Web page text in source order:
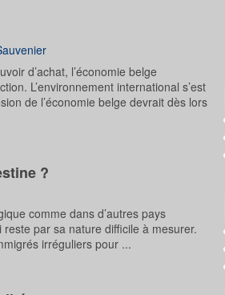
d’achat, l’économie belge
L’environnement international s’est
de l’économie belge devrait dès lors
?
comme dans d’autres pays
par sa nature difficile à mesurer.
irréguliers pour ...